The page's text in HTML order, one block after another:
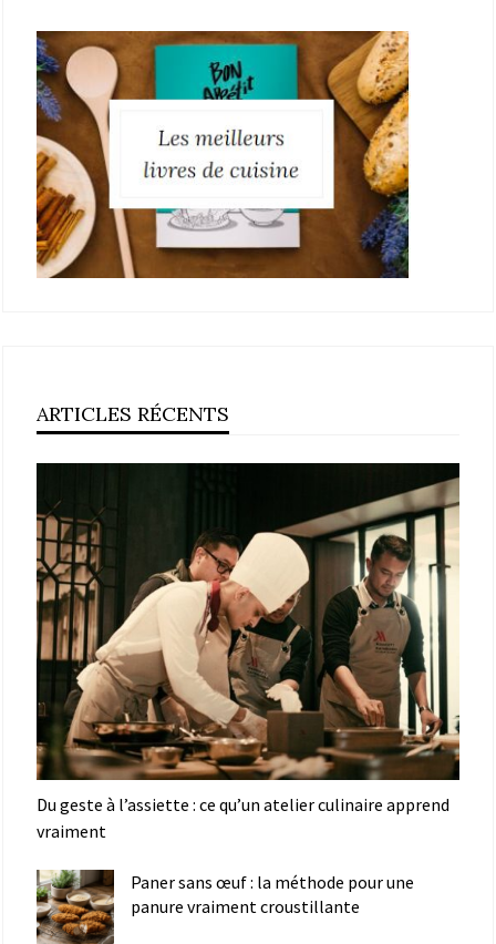
ARTICLES RÉCENTS
Du geste à l’assiette : ce qu’un atelier culinaire apprend
vraiment
Paner sans œuf : la méthode pour une
panure vraiment croustillante